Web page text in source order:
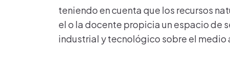
teniendo en cuenta que los recursos
el o la docente propicia un espacio de
industrial y tecnológico sobre el medio